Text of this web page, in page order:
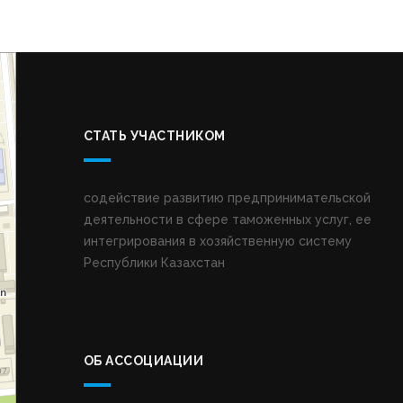
СТАТЬ УЧАСТНИКОМ
содействие развитию предпринимательской
деятельности в сфере таможенных услуг, ее
интегрирования в хозяйственную систему
Республики Казахстан
ОБ АССОЦИАЦИИ